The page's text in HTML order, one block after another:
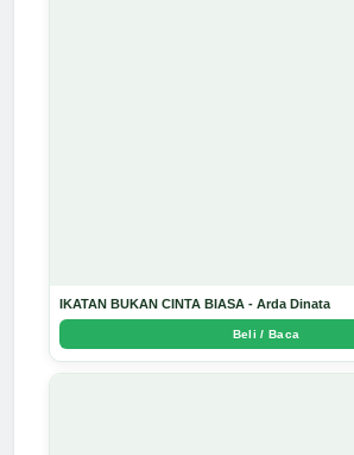
IKATAN BUKAN CINTA BIASA - Arda Dinata
Beli / Baca